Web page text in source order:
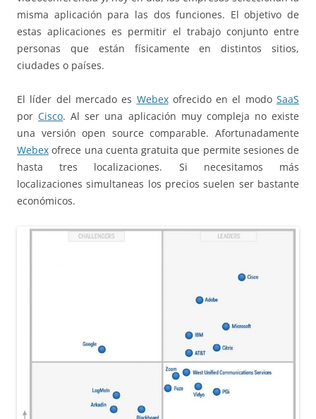
misma aplicación para las dos funciones. El objetivo de
estas aplicaciones es permitir el trabajo conjunto entre
personas que están físicamente en distintos sitios,
ciudades o países.
El líder del mercado es Webexofrecido en el modo SaaS
porCisco. Al ser una aplicación muy compleja no existe
una versión open source comparable. Afortunadamente
Webex ofrece una cuenta gratuita que permite sesiones de
hasta tres localizaciones. Si necesitamos más
localizaciones simultaneas los precios suelen ser bastante
económicos.